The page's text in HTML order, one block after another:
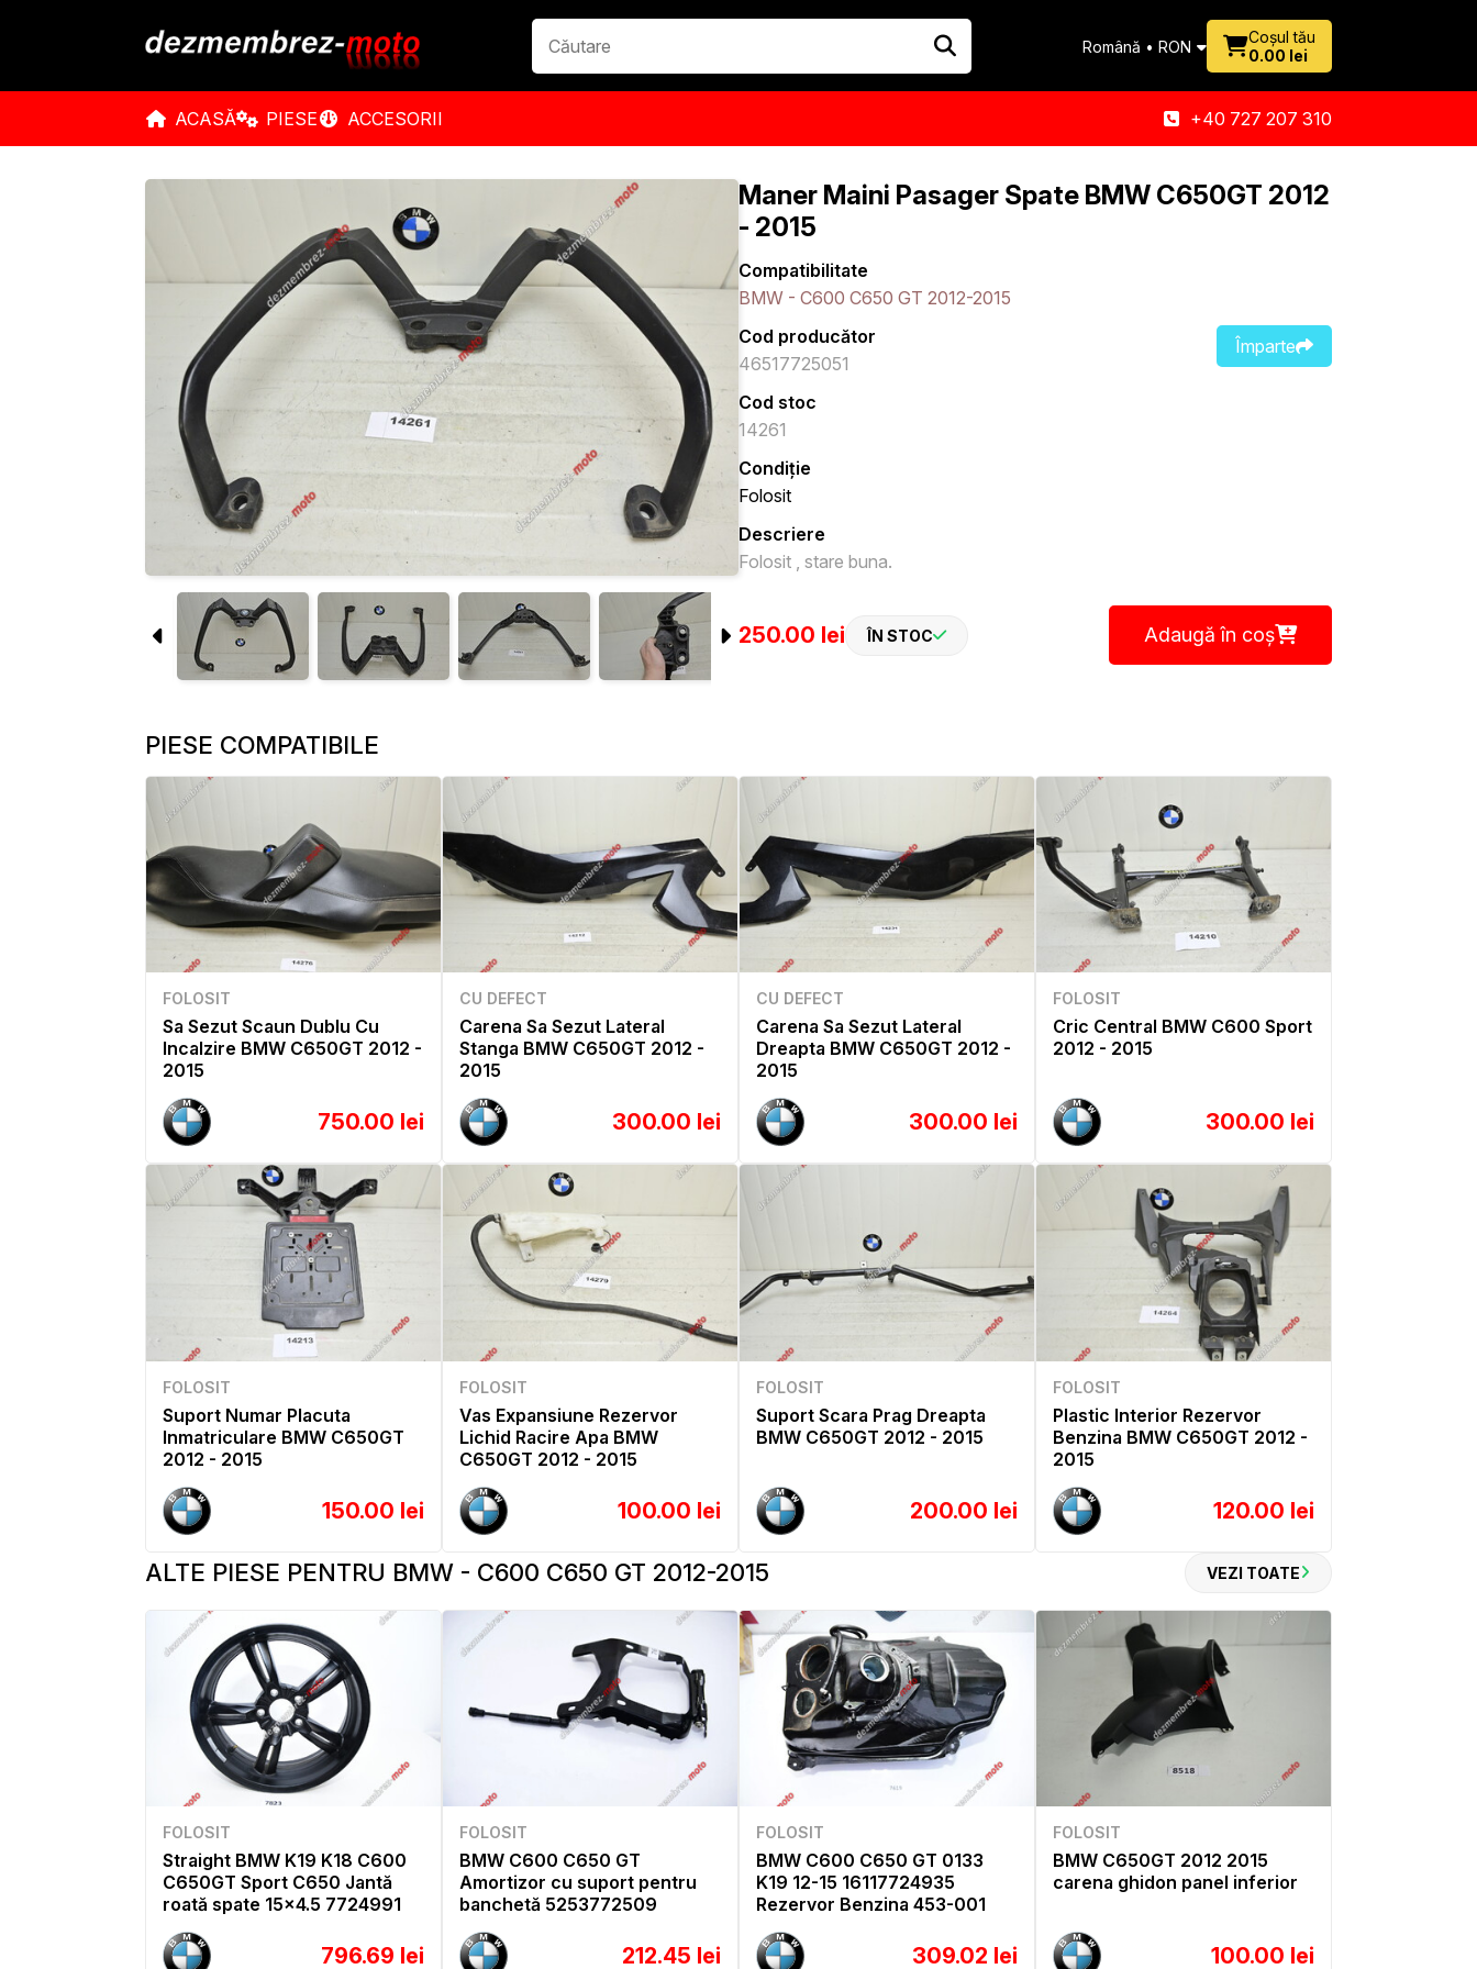
Română • RON
Coșul tău
0.00 lei
ACASĂ PIESE ACCESORII +40 727 207 310
Maner Maini Pasager Spate BMW C650GT 2012
- 2015
Compatibilitate
BMW - C600 C650 GT 2012-2015
Împarte
Cod producător
46517725051
Cod stoc
14261
Condiție
Folosit
Descriere
Folosit , stare buna.
250.00 lei ÎN STOC Adaugă în coș
PIESE COMPATIBILE
FOLOSIT
Sa Sezut Scaun Dublu Cu
Incalzire BMW C650GT 2012 -
2015
750.00 lei
CU DEFECT
Carena Sa Sezut Lateral
Stanga BMW C650GT 2012 -
2015
300.00 lei
CU DEFECT
Carena Sa Sezut Lateral
Dreapta BMW C650GT 2012 -
2015
300.00 lei
FOLOSIT
Cric Central BMW C600 Sport
2012 - 2015
300.00 lei
FOLOSIT
Suport Numar Placuta
Inmatriculare BMW C650GT
2012 - 2015
150.00 lei
FOLOSIT
Vas Expansiune Rezervor
Lichid Racire Apa BMW
C650GT 2012 - 2015
100.00 lei
FOLOSIT
Suport Scara Prag Dreapta
BMW C650GT 2012 - 2015
200.00 lei
FOLOSIT
Plastic Interior Rezervor
Benzina BMW C650GT 2012 -
2015
120.00 lei
ALTE PIESE PENTRU BMW - C600 C650 GT 2012-2015 VEZI TOATE
FOLOSIT
Straight BMW K19 K18 C600
C650GT Sport C650 Jantă
roată spate 15x4.5 7724991
796.69 lei
FOLOSIT
BMW C600 C650 GT
Amortizor cu suport pentru
banchetă 5253772509
212.45 lei
FOLOSIT
BMW C600 C650 GT 0133
K19 12-15 16117724935
Rezervor Benzina 453-001
309.02 lei
FOLOSIT
BMW C650GT 2012 2015
carena ghidon panel inferior
100.00 lei